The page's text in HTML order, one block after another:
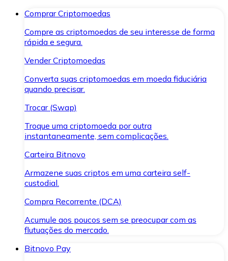
Comprar Criptomoedas
Compre as criptomoedas de seu interesse de forma
rápida e segura.
Vender Criptomoedas
Converta suas criptomoedas em moeda fiduciária
quando precisar.
Trocar (Swap)
Troque uma criptomoeda por outra
instantaneamente, sem complicações.
Carteira Bitnovo
Armazene suas criptos em uma carteira self-
custodial.
Compra Recorrente (DCA)
Acumule aos poucos sem se preocupar com as
flutuações do mercado.
Bitnovo Pay